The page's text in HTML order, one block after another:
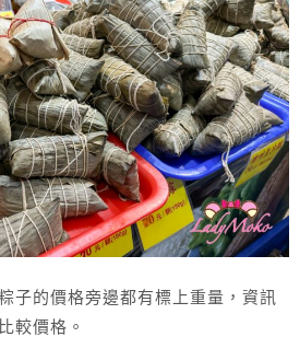
子的價格旁邊都有標上重量，資訊
較價格。